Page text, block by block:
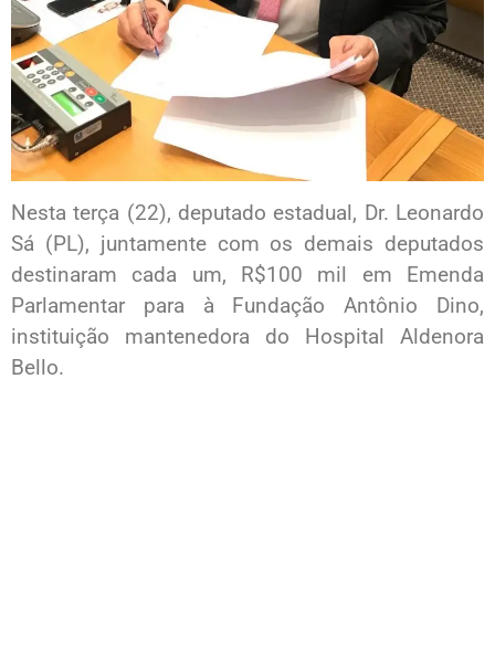
Nesta terça (22), deputado estadual, Dr. Leonardo
Sá (PL), juntamente com os demais deputados
destinaram cada um, R$100 mil em Emenda
Parlamentar para à Fundação Antônio Dino,
instituição mantenedora do Hospital Aldenora
Bello.